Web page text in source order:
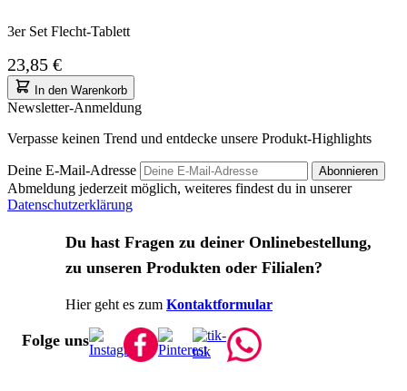
3er Set Flecht-Tablett
23,85 €
In den Warenkorb
Newsletter-Anmeldung
Verpasse keinen Trend und entdecke unsere Produkt-Highlights
Deine E-Mail-Adresse Abonnieren
Abmeldung jederzeit möglich, weiteres findest du in unserer
Datenschutzerklärung
Du hast Fragen zu deiner Onlinebestellung,
zu unseren Produkten oder Filialen?
Hier geht es zum Kontaktformular
Folge uns